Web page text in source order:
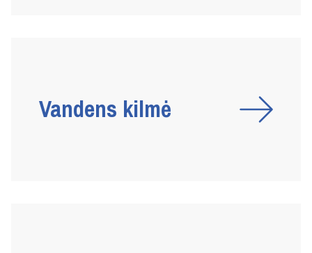
Vandens kilmė